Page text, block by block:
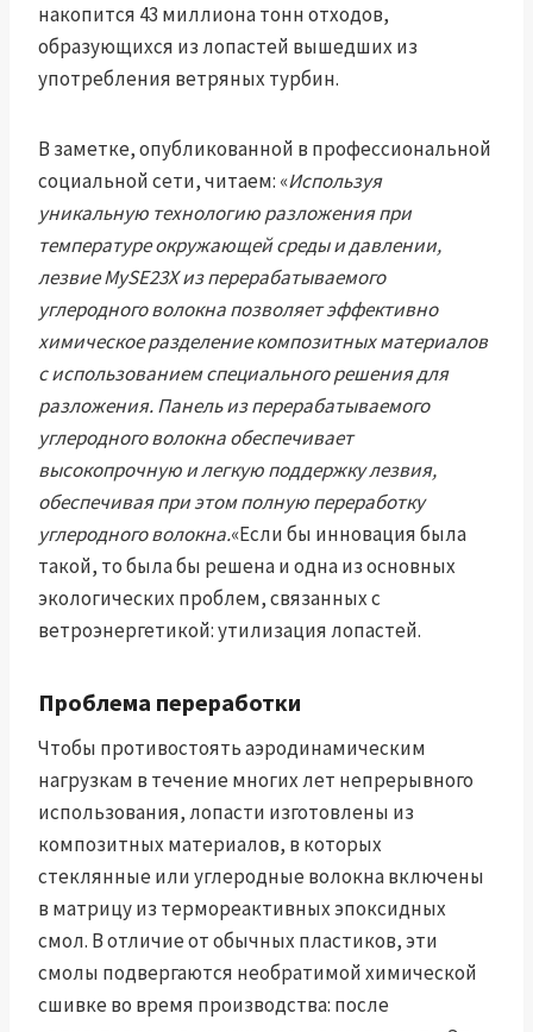
накопится 43 миллиона тонн отходов,
образующихся из лопастей вышедших из
употребления ветряных турбин.
В заметке, опубликованной в профессиональной
социальной сети, читаем: «Используя
уникальную технологию разложения при
температуре окружающей среды и давлении,
лезвие MySE23X из перерабатываемого
углеродного волокна позволяет эффективно
химическое разделение композитных материалов
с использованием специального решения для
разложения. Панель из перерабатываемого
углеродного волокна обеспечивает
высокопрочную и легкую поддержку лезвия,
обеспечивая при этом полную переработку
углеродного волокна.«Если бы инновация была
такой, то была бы решена и одна из основных
экологических проблем, связанных с
ветроэнергетикой: утилизация лопастей.
Проблема переработки
Чтобы противостоять аэродинамическим
нагрузкам в течение многих лет непрерывного
использования, лопасти изготовлены из
композитных материалов, в которых
стеклянные или углеродные волокна включены
в матрицу из термореактивных эпоксидных
смол. В отличие от обычных пластиков, эти
смолы подвергаются необратимой химической
сшивке во время производства: после